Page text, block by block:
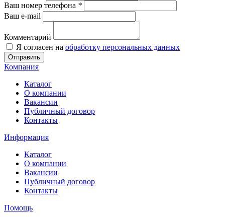
Ваш номер телефона *
Ваш e-mail
Комментарий
Я согласен на обработку персональных данных
Отправить
Компания
Каталог
О компании
Вакансии
Публичный договор
Контакты
Информация
Каталог
О компании
Вакансии
Публичный договор
Контакты
Помощь